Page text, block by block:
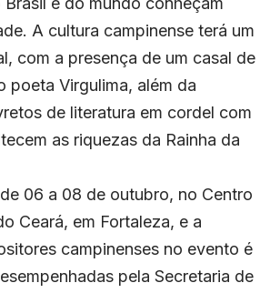
A cultura campinense terá um
com a presença de um casal de
poeta Virgulima, além da
de literatura em cordel com
as riquezas da Rainha da
06 a 08 de outubro, no Centro
Ceará, em Fortaleza, e a
campinenses no evento é
pela Secretaria de